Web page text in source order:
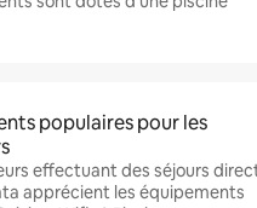
populaires pour les
effectuant des séjours
apprécient les équipements